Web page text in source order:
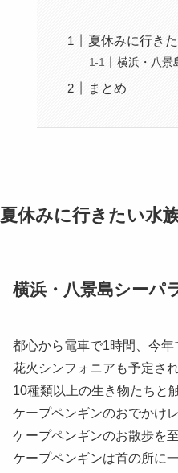
夏休みに行き
横浜・八景
まとめ
夏休みに行きたい水
横浜・八景島シーパ
都心から電車で1時間、今年
花火シンフォニアも予定さ
10種類以上の生き物たちと
ケープペンギンのおでかけ
ケープペンギンのお散歩を
ケープペンギンは首の所に